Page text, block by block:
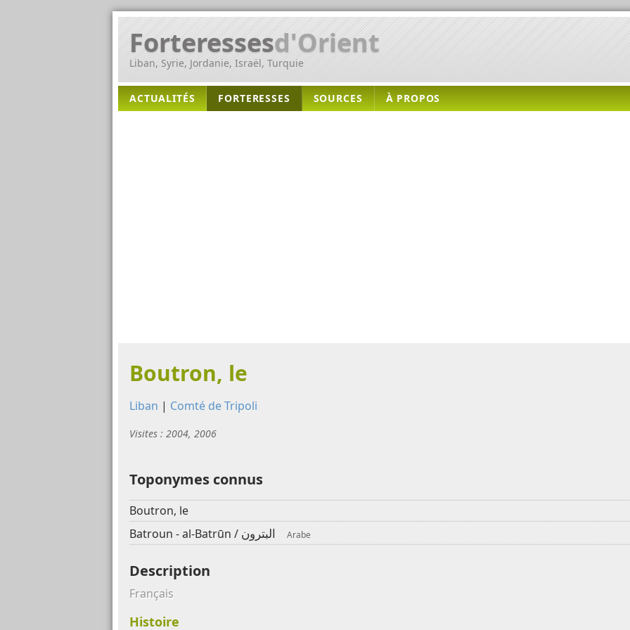
Forteressesd'Orient
Liban, Syrie, Jordanie, Israël, Turquie
ACTUALITÉS FORTERESSES SOURCES À PROPOS
Boutron, le
Liban | Comté de Tripoli
Visites : 2004, 2006
Toponymes connus
Boutron, le
Batroun - al-Batrūn / البترون Arabe
Description
Français
Histoire